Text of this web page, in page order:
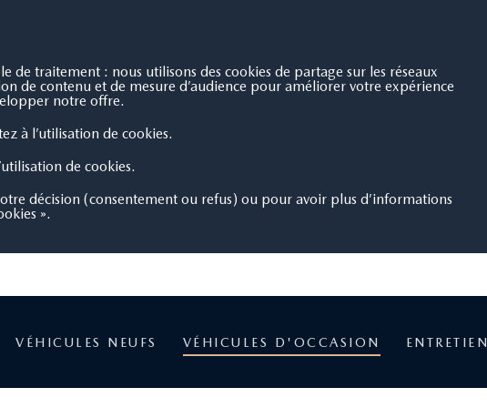
de traitement : nous utilisons des cookies de partage sur les réseaux
de contenu et de mesure d’audience pour améliorer votre expérience
notre offre.
à l’utilisation de cookies.
de cookies.
décision (consentement ou refus) ou pour avoir plus d’informations
».
VÉHICULES NEUFS VÉHICULES D'OCCASION ENTRETIEN